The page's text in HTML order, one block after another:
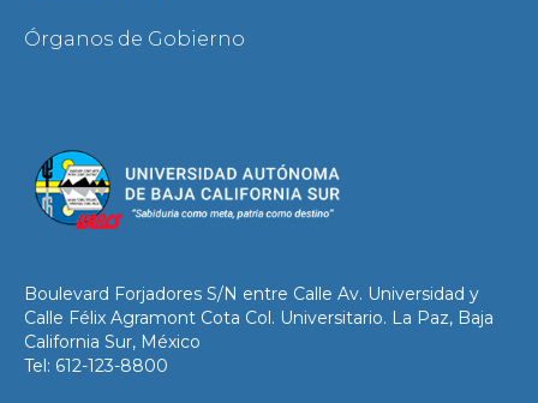
Órganos de Gobierno
Boulevard Forjadores S/N entre Calle Av. Universidad y
Calle Félix Agramont Cota Col. Universitario. La Paz, Baja
California Sur, México
Tel: 612-123-8800